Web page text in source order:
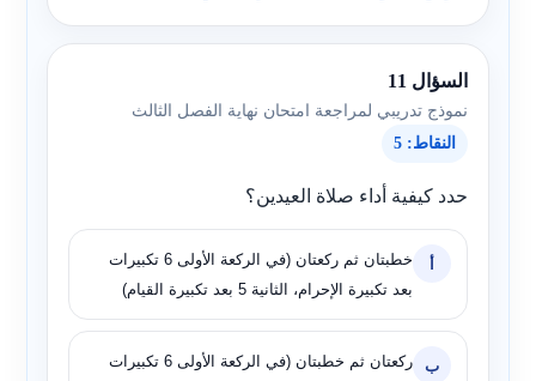
السؤال 11
نموذج تدريبي لمراجعة امتحان نهاية الفصل الثالث
النقاط: 5
حدد كيفية أداء صلاة العيدين؟
أ
خطبتان ثم ركعتان (في الركعة الأولى 6 تكبيرات
بعد تكبيرة الإحرام، الثانية 5 بعد تكبيرة القيام)
ب
ركعتان ثم خطبتان (في الركعة الأولى 6 تكبيرات